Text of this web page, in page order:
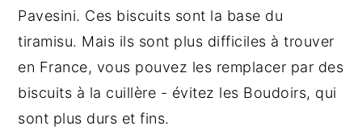
Pavesini. Ces biscuits sont la base du
tiramisu. Mais ils sont plus difficiles à trouver
en France, vous pouvez les remplacer par des
biscuits à la cuillère - évitez les Boudoirs, qui
sont plus durs et fins.